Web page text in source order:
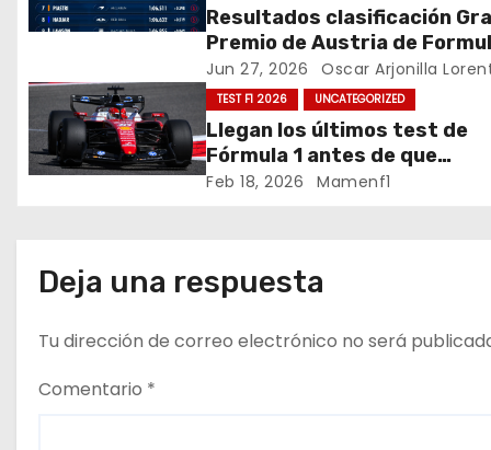
a
ó
e
e
n
Resultados clasificación
Premio de Austria de
Jun 27, 2026 Oscar Arjonilla
TEST F1 2026 UNCATEGORIZED
Llegan los últimos test de
Fórmula 1 antes de que
comience la nueva
Feb 18, 2026 Mamenf1
Deja una respuesta
Tu dirección de correo electrónico no será
Comentario *